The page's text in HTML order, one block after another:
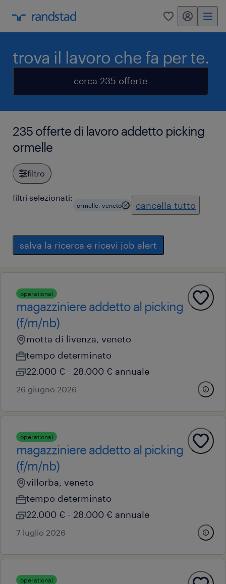
0 my randstad
trova il lavoro che fa per te.
cerca 235 offerte
235 offerte di lavoro addetto picking
ormelle
filtro
filtri selezionati:
ormelle, veneto cancella tutto
salva la ricerca e ricevi job alert
operational
magazziniere addetto al picking
(f/m/nb)
motta di livenza, veneto
tempo determinato
22.000 € - 28.000 € annuale
26 giugno 2026
operational
magazziniere addetto al picking
(f/m/nb)
villorba, veneto
tempo determinato
22.000 € - 28.000 € annuale
7 luglio 2026
operational